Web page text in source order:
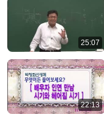
25:07
22:13